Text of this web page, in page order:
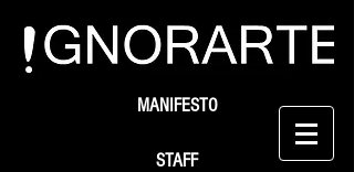
STAFF
MANIFESTO